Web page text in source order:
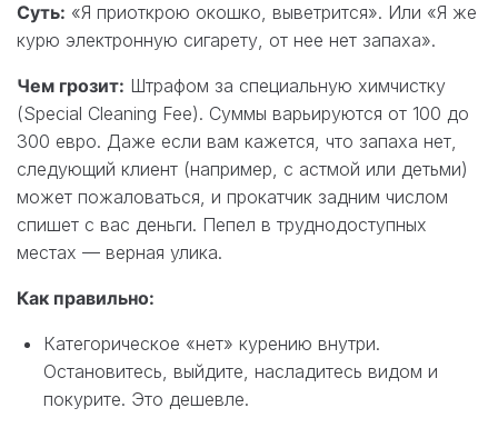
Суть: «Я приоткрою окошко, выветрится». Или «Я же
курю электронную сигарету, от нее нет запаха».
Чем грозит: Штрафом за специальную химчистку
(Special Cleaning Fee). Суммы варьируются от 100 до
300 евро. Даже если вам кажется, что запаха нет,
следующий клиент (например, с астмой или детьми)
может пожаловаться, и прокатчик задним числом
спишет с вас деньги. Пепел в труднодоступных
местах — верная улика.
Как правильно:
Категорическое «нет» курению внутри.
Остановитесь, выйдите, насладитесь видом и
покурите. Это дешевле.